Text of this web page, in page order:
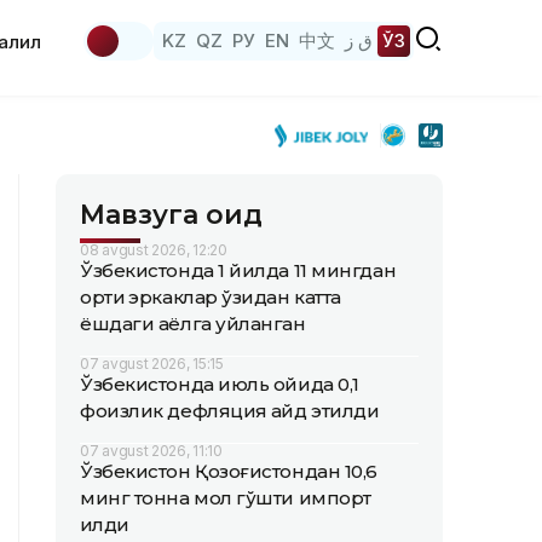
KZ QZ РУ EN 中文 ق ز ЎЗ
Мавзуга оид
08 avgust 2026, 12:20
Ўзбекистонда 1 йилда 11 мингдан
ортиқ эркаклар ўзидан катта
ёшдаги аёлга уйланган
07 avgust 2026, 15:15
Ўзбекистонда июль ойида 0,1
фоизлик дефляция қайд этилди
07 avgust 2026, 11:10
Ўзбекистон Қозоғистондан 10,6
минг тонна мол гўшти импорт
қилди